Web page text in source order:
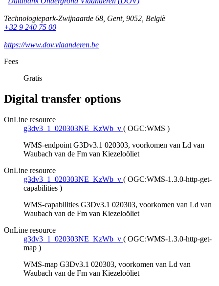
Technologiepark-Zwijnaarde 68, Gent, 9052, België
+32 9 240 75 00
https://www.dov.vlaanderen.be
Fees
Gratis
Digital transfer options
OnLine resource
g3dv3_1_020303NE_KzWb_v ( OGC:WMS )
WMS-endpoint G3Dv3.1 020303, voorkomen van Ld van
Waubach van de Fm van Kiezeloöliet
OnLine resource
g3dv3_1_020303NE_KzWb_v ( OGC:WMS-1.3.0-http-get-
capabilities )
WMS-capabilities G3Dv3.1 020303, voorkomen van Ld van
Waubach van de Fm van Kiezeloöliet
OnLine resource
g3dv3_1_020303NE_KzWb_v ( OGC:WMS-1.3.0-http-get-
map )
WMS-map G3Dv3.1 020303, voorkomen van Ld van
Waubach van de Fm van Kiezeloöliet